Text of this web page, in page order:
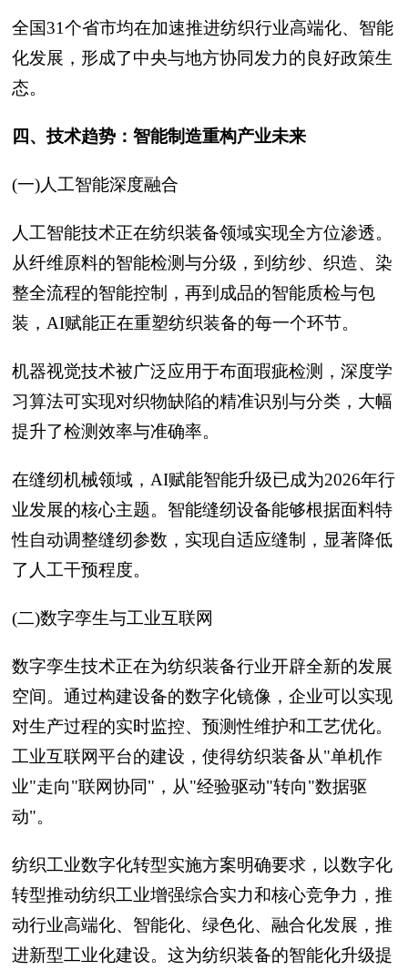
全国31个省市均在加速推进纺织行业高端化、智能
化发展，形成了中央与地方协同发力的良好政策生
态。
四、技术趋势：智能制造重构产业未来
(一)人工智能深度融合
人工智能技术正在纺织装备领域实现全方位渗透。
从纤维原料的智能检测与分级，到纺纱、织造、染
整全流程的智能控制，再到成品的智能质检与包
装，AI赋能正在重塑纺织装备的每一个环节。
机器视觉技术被广泛应用于布面瑕疵检测，深度学
习算法可实现对织物缺陷的精准识别与分类，大幅
提升了检测效率与准确率。
在缝纫机械领域，AI赋能智能升级已成为2026年行
业发展的核心主题。智能缝纫设备能够根据面料特
性自动调整缝纫参数，实现自适应缝制，显著降低
了人工干预程度。
(二)数字孪生与工业互联网
数字孪生技术正在为纺织装备行业开辟全新的发展
空间。通过构建设备的数字化镜像，企业可以实现
对生产过程的实时监控、预测性维护和工艺优化。
工业互联网平台的建设，使得纺织装备从"单机作
业"走向"联网协同"，从"经验驱动"转向"数据驱
动"。
纺织工业数字化转型实施方案明确要求，以数字化
转型推动纺织工业增强综合实力和核心竞争力，推
动行业高端化、智能化、绿色化、融合化发展，推
进新型工业化建设。这为纺织装备的智能化升级提